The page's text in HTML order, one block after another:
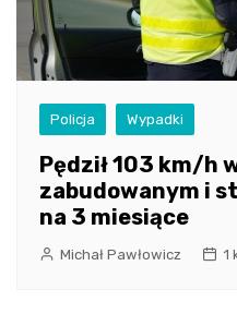
Policja Wypadki
Pędził 103 km/h
zabudowanym i
na 3 miesiące
Michał Pawłowicz 1